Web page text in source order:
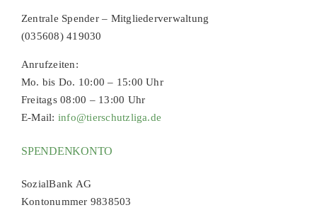
Zentrale Spender – Mitgliederverwaltung
(035608) 419030
Anrufzeiten:
Mo. bis Do. 10:00 – 15:00 Uhr
Freitags 08:00 – 13:00 Uhr
E-Mail: info@tierschutzliga.de
SPENDENKONTO
SozialBank AG
Kontonummer 9838503